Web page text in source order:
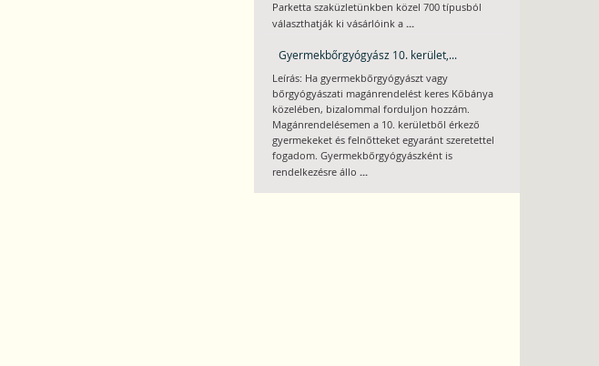
Parketta szaküzletünkben közel 700 típusból
választhatják ki vásárlóink a ...
Gyermekbőrgyógyász 10. kerület,...
Leírás: Ha gyermekbőrgyógyászt vagy
bőrgyógyászati magánrendelést keres Kőbánya
közelében, bizalommal forduljon hozzám.
Magánrendelésemen a 10. kerületből érkező
gyermekeket és felnőtteket egyaránt szeretettel
fogadom. Gyermekbőrgyógyászként is
rendelkezésre állo ...